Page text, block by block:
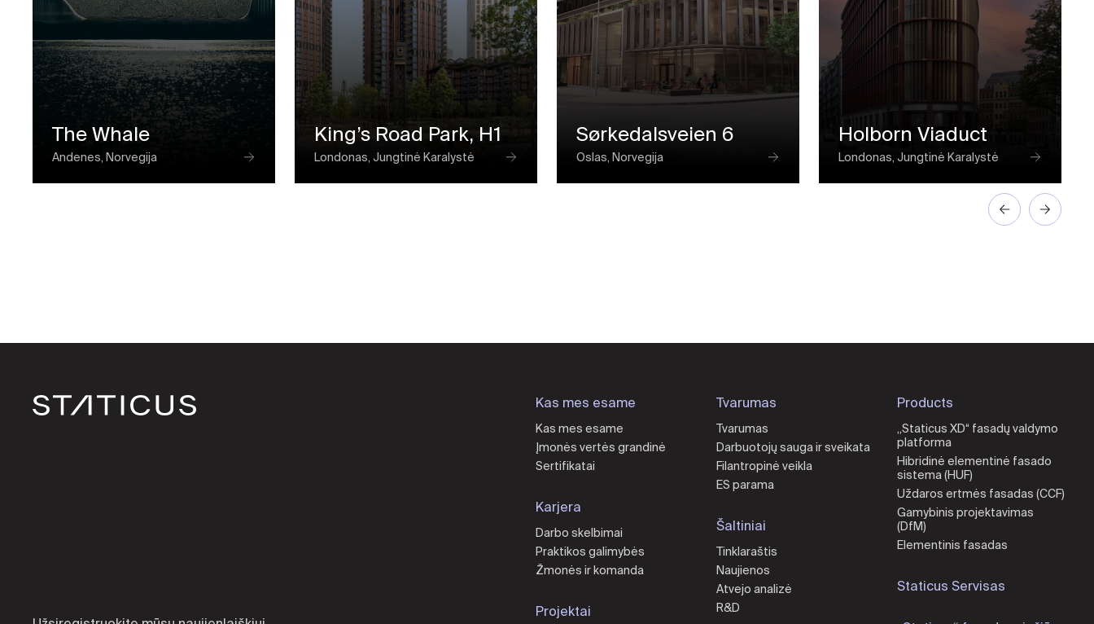
The Whale
Andenes, Norvegija
King’s Road Park, H1
Londonas, Jungtinė Karalystė
Sørkedalsveien 6
Oslas, Norvegija
Holborn Viaduct
Londonas, Jungtinė Karalystė
Kas mes esame
Kas mes esame
Įmonės vertės grandinė
Sertifikatai
Karjera
Darbo skelbimai
Praktikos galimybės
Žmonės ir komanda
Projektai
Tvarumas
Tvarumas
Darbuotojų sauga ir sveikata
Filantropinė veikla
ES parama
Šaltiniai
Tinklaraštis
Naujienos
Atvejo analizė
R&D
Products
„Staticus XD“ fasadų valdymo
platforma
Hibridinė elementinė fasado
sistema (HUF)
Uždaros ertmės fasadas (CCF)
Gamybinis projektavimas
(DfM)
Elementinis fasadas
Staticus Servisas